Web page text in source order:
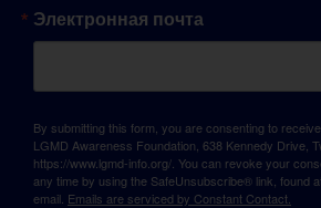
Электронная почта
By submitting this form, you are consenting to
LGMD Awareness Foundation, 638 Kennedy Drive,
https://www.lgmd-info.org/. You can revoke your
any time by using the SafeUnsubscribe® link, found
email. Emails are serviced by Constant Contact.